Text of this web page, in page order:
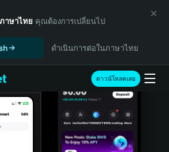
ภาษาไทย คุณต้องการเปลี่ยนไป
ดำเนินการต่อในภาษาไทย
ดาวน์โหลดเลย